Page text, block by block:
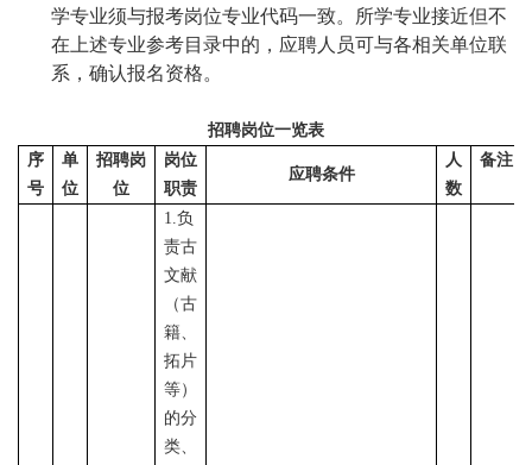
学专业须与报考岗位专业代码一致。所学专业接近但不
在上述专业参考目录中的，应聘人员可与各相关单位联
系，确认报名资格。
招聘岗位一览表
序
号
单
位
招聘岗
位
岗位
职责
应聘条件
人
数
备注
1.负
责古
文献
（古
籍、
拓片
等）
的分
类、